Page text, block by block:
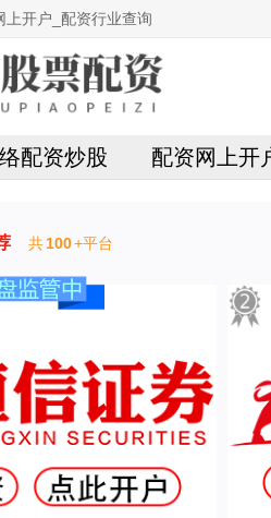
开户_配资行业查询
配资炒股 配资网上开
共100+平台